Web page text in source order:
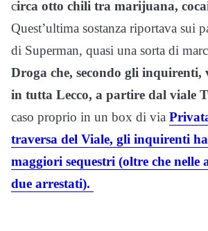
circa otto chili tra marijuana,
Quest’ultima sostanza riportava sui
di Superman, quasi una sorta di
Droga che, secondo gli inquirenti,
in tutta Lecco, a partire dal viale
caso proprio in un box di via
traversa del Viale, gli inquirenti
maggiori sequestri (oltre che nelle
due arrestati).